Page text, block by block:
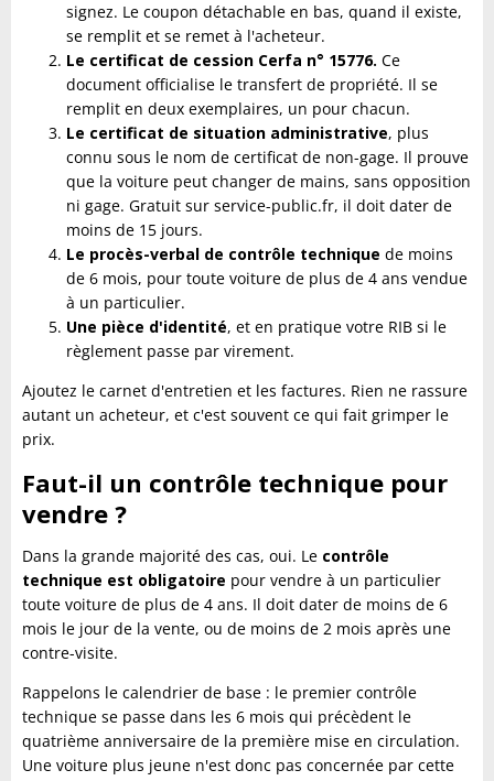
signez. Le coupon détachable en bas, quand il existe,
se remplit et se remet à l'acheteur.
Le certificat de cession Cerfa n° 15776. Ce
document officialise le transfert de propriété. Il se
remplit en deux exemplaires, un pour chacun.
Le certificat de situation administrative, plus
connu sous le nom de certificat de non-gage. Il prouve
que la voiture peut changer de mains, sans opposition
ni gage. Gratuit sur service-public.fr, il doit dater de
moins de 15 jours.
Le procès-verbal de contrôle technique de moins
de 6 mois, pour toute voiture de plus de 4 ans vendue
à un particulier.
Une pièce d'identité, et en pratique votre RIB si le
règlement passe par virement.
Ajoutez le carnet d'entretien et les factures. Rien ne rassure
autant un acheteur, et c'est souvent ce qui fait grimper le
prix.
Faut-il un contrôle technique pour
vendre ?
Dans la grande majorité des cas, oui. Le contrôle
technique est obligatoire pour vendre à un particulier
toute voiture de plus de 4 ans. Il doit dater de moins de 6
mois le jour de la vente, ou de moins de 2 mois après une
contre-visite.
Rappelons le calendrier de base : le premier contrôle
technique se passe dans les 6 mois qui précèdent le
quatrième anniversaire de la première mise en circulation.
Une voiture plus jeune n'est donc pas concernée par cette